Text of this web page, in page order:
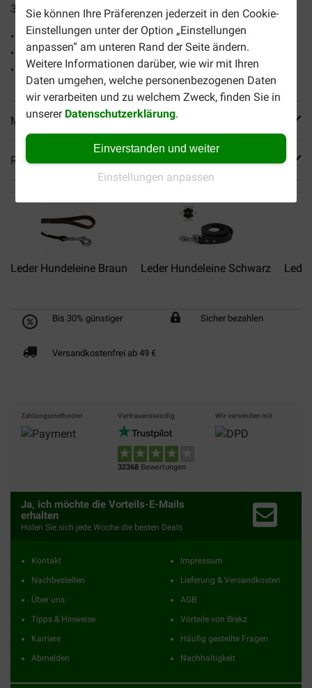
Sie können Ihre Präferenzen jederzeit in den Cookie-
Einstellungen unter der Option „Einstellungen
anpassen“ am unteren Rand der Seite ändern.
Weitere Informationen darüber, wie wir mit Ihren
Daten umgehen, welche personenbezogenen Daten
wir verarbeiten und zu welchem Zweck, finden Sie in
unserer Datenschutzerklärung.
Einverstanden und weiter
Einstellungen anpassen
3 Größen:
• Klein: 4,5 m, < 15 kg (gelb)
• Mittel: 6 m, 15-35 kg (blau)
• Groß: 4,5 m, 35-55 kg (rot)
Mehr Produktinfos
Reviews
Leder Hundeleine Braun Leder Hundeleine Schwarz
Bis 30% günstiger Sicher bezahlen
Versandkostenfrei ab 49 €
Zahlungsmethoden Vertrauenswürdig
32368 Bewertungen
Wir versenden mit
Ja, ich möchte die Vorteils-E-Mails
erhalten
Holen Sie sich jede Woche die besten Deals
Kontakt
Nachbestellen
Über uns
Tipps & Hinweise
Karriere
Abmelden
Impressum
Lieferung & Versandkosten
AGB
Vorteile von Brekz
Häufig gestellte Fragen
Nachhaltigkeit